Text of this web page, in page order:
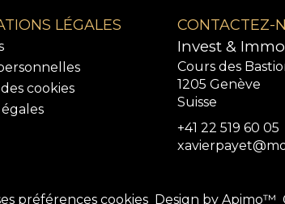
LÉGALES
cookies
CONTACTEZ-
Invest & Immo
Cours des
1205 Genève
Suisse
+41 22 519 60 05
préférences cookies Design by Apimo™